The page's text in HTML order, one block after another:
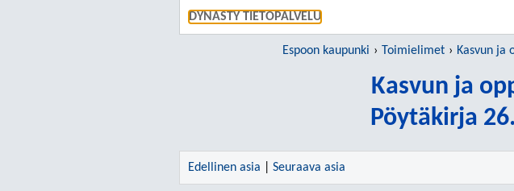
DYNASTY TIETOPALVELU
Espoon kaupunki Toimielimet Kasvun ja
Kasvun ja
Pöytäkirja
Edellinen asia Seuraava asia